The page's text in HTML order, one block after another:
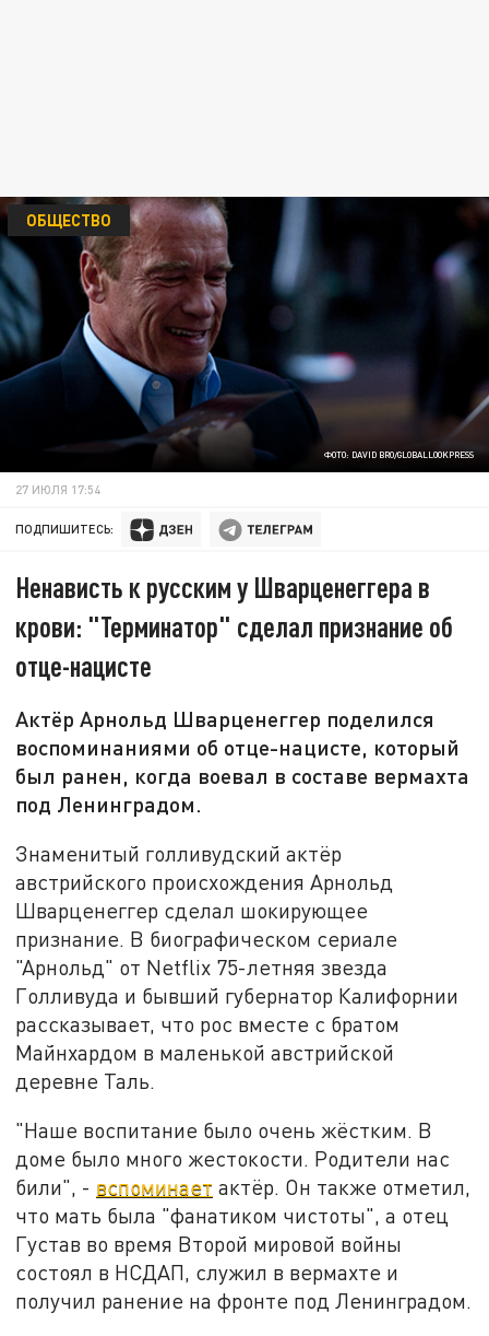
ФОТО: DAVID BRO/GLOBALLOOKPRESS
ОБЩЕСТВО
27 ИЮЛЯ 17:54
ПОДПИШИТЕСЬ:
Ненависть к русским у Шварценеггера в
крови: "Терминатор" сделал признание об
отце-нацисте
Актёр Арнольд Шварценеггер поделился
воспоминаниями об отце-нацисте, который
был ранен, когда воевал в составе вермахта
под Ленинградом.
Знаменитый голливудский актёр
австрийского происхождения Арнольд
Шварценеггер сделал шокирующее
признание. В биографическом сериале
"Арнольд" от Netflix 75-летняя звезда
Голливуда и бывший губернатор Калифорнии
рассказывает, что рос вместе с братом
Майнхардом в маленькой австрийской
деревне Таль.
"Наше воспитание было очень жёстким. В
доме было много жестокости. Родители нас
били", - вспоминает актёр. Он также отметил,
что мать была "фанатиком чистоты", а отец
Густав во время Второй мировой войны
состоял в НСДАП, служил в вермахте и
получил ранение на фронте под Ленинградом.